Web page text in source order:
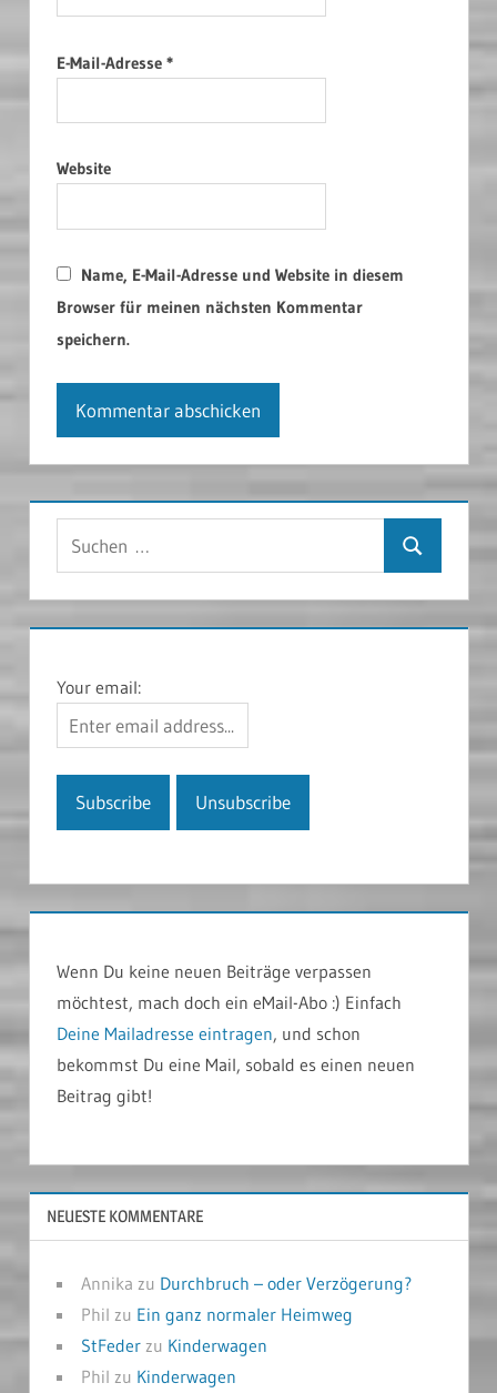
E-Mail-Adresse *
Website
Name, E-Mail-Adresse und Website in diesem
Browser für meinen nächsten Kommentar
speichern.
Suchen
Your email:
Wenn Du keine neuen Beiträge verpassen
möchtest, mach doch ein eMail-Abo :) Einfach
Deine Mailadresse eintragen, und schon
bekommst Du eine Mail, sobald es einen neuen
Beitrag gibt!
NEUESTE KOMMENTARE
Annika zu Durchbruch – oder Verzögerung?
Phil zu Ein ganz normaler Heimweg
StFederzu Kinderwagen
Phil zu Kinderwagen